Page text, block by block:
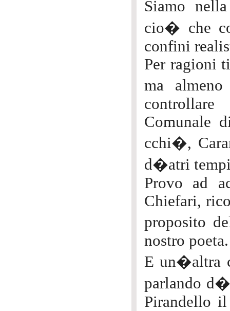
Siamo
cio� che
confini
Per ragioni
ma
Comunale
cchi�,
d�atri
Provo ad
Chiefari,
proposito
nostro poeta.
E un�altra
parlando
Pirandello il